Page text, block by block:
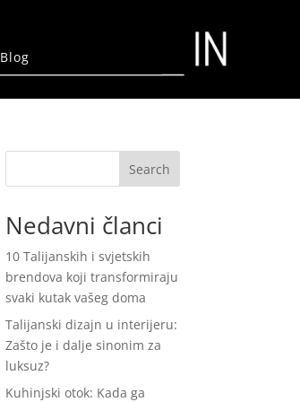
Blog
Search
Nedavni članci
10 Talijanskih i svjetskih
brendova koji transformiraju
svaki kutak vašeg doma
Talijanski dizajn u interijeru:
Zašto je i dalje sinonim za
luksuz?
Kuhinjski otok: Kada ga